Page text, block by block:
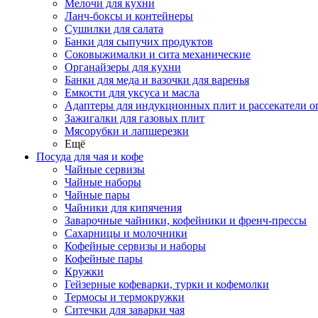
Мелочи для кухни
Ланч-боксы и контейнеры
Сушилки для салата
Банки для сыпучих продуктов
Соковыжималки и сита механические
Органайзеры для кухни
Банки для меда и вазочки для варенья
Емкости для уксуса и масла
Адаптеры для индукционных плит и рассекатели
Зажигалки для газовых плит
Мясорубки и лапшерезки
Ещё
Посуда для чая и кофе
Чайные сервизы
Чайные наборы
Чайные пары
Чайники для кипячения
Заварочные чайники, кофейники и френч-прессы
Сахарницы и молочники
Кофейные сервизы и наборы
Кофейные пары
Кружки
Гейзерные кофеварки, турки и кофемолки
Термосы и термокружки
Ситечки для заварки чая